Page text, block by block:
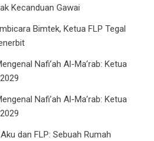
Kecanduan Gawai
Bimtek, Ketua FLP Tegal
Nafi’ah Al-Ma’rab: Ketua
Nafi’ah Al-Ma’rab: Ketua
Aku dan FLP: Sebuah Rumah